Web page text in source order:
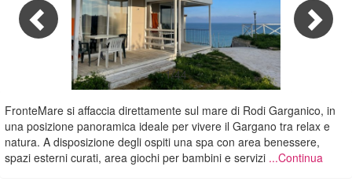
1/44
FronteMare si affaccia direttamente sul mare di Rodi Garganico, in
una posizione panoramica ideale per vivere il Gargano tra relax e
natura. A disposizione degli ospiti una spa con area benessere,
spazi esterni curati, area giochi per bambini e servizi ...Continua